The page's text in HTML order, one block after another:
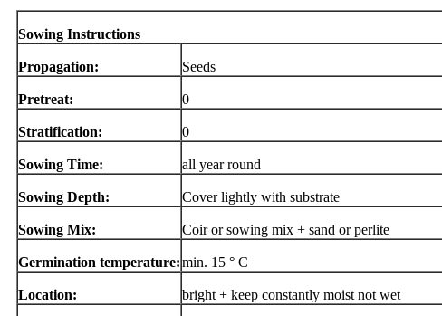
Sowing Instructions
Propagation: Seeds
Pretreat: 0
Stratification: 0
Sowing Time: all year round
Sowing Depth: Cover lightly with substrate
Sowing Mix: Coir or sowing mix + sand or perlite
Germination temperature:min. 15 ° C
Location: bright + keep constantly moist not wet